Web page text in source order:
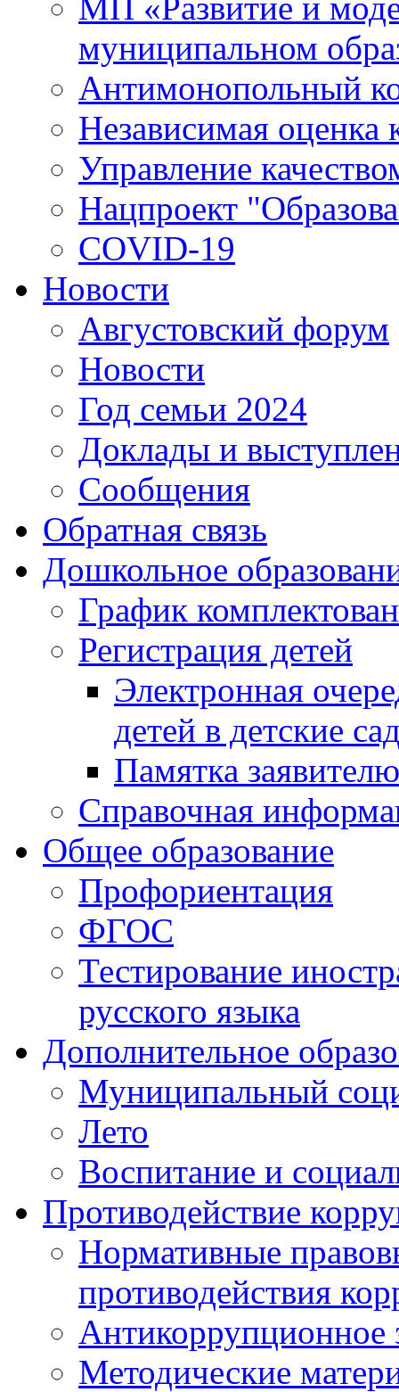
муниципальном
Антимонопольный
Независимая оценка
Управление
Нацпроект
COVID-19
Новости
Августовский форум
Новости
Год семьи 2024
Доклады и
Сообщения
Обратная связь
Дошкольное
График
Регистрация детей
Электронная
детей в детские
Памятка заявителю
Справочная
Общее образование
Профориентация
ФГОС
Тестирование
русского языка
Дополнительное
Муниципальный
Лето
Воспитание и
Противодействие
Нормативные
противодействия
Антикоррупционное
Методические